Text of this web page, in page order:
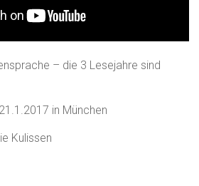
– die 3 Lesejahre sind
in München
Kulissen